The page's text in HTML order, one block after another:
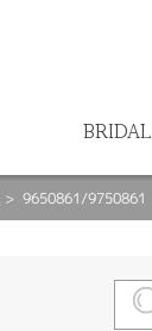
BRIDAL
9650861/9750861